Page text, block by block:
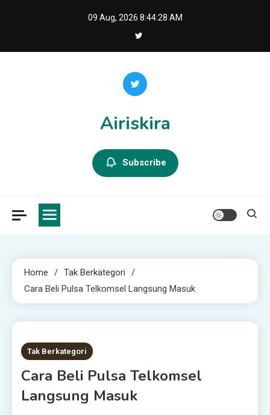
09 Aug, 2026 8:44:29 AM
Airiskira
Subscribe
Home
Tak Berkategori
Cara Beli Pulsa Telkomsel Langsung Masuk
1 MIN READ
Tak Berkategori
Cara Beli Pulsa Telkomsel
Langsung Masuk